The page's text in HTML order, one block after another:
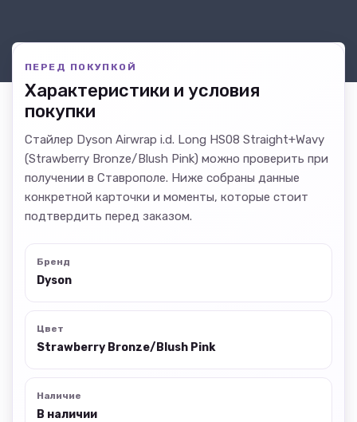
ПЕРЕД ПОКУПКОЙ
Характеристики и условия
покупки
Стайлер Dyson Airwrap i.d. Long HS08 Straight+Wavy
(Strawberry Bronze/Blush Pink) можно проверить при
получении в Ставрополе. Ниже собраны данные
конкретной карточки и моменты, которые стоит
подтвердить перед заказом.
Бренд
Dyson
Цвет
Strawberry Bronze/Blush Pink
Наличие
В наличии